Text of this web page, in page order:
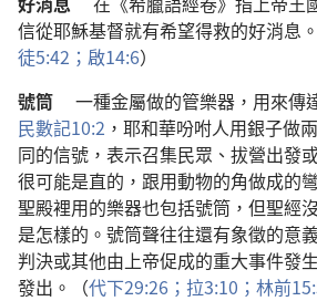
信從耶穌基督就有希望得救的好消息
徒5:42； 啟14:6）
號筒
一種金屬做的管樂器 ， 用來傳
民數記10:2 ， 耶和華吩咐人用銀子做兩
同的信號 ， 表示召集民眾 、 拔營出發
很可能是直的 ， 跟用動物的角做成的
聖殿裡用的樂器也包括號筒 ， 但聖經
是怎樣的 。 號筒聲往往還有象徵的意
判決或其他由 上帝促成的重大事件發生
發出 。（代下29:26； 拉3:10； 林前